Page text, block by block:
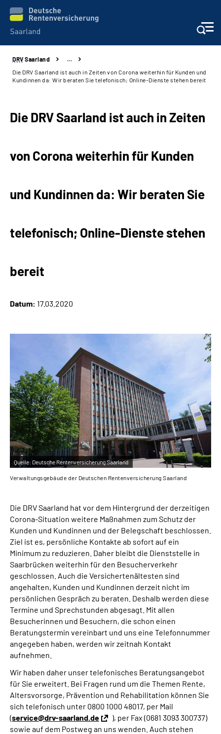
Aktuelles
Kontakt und Beratung
Über uns
Online-Services
Suche
Mein Kundenportal
DRV Saarland
…
Die DRV Saarland ist auch in Zeiten von Corona weiterhin für Kunden und
Kundinnen da: Wir beraten Sie telefonisch; Online-Dienste stehen bereit
Die DRV Saarland ist auch in Zeiten
von Corona weiterhin für Kunden
und Kundinnen da: Wir beraten Sie
telefonisch; Online-Dienste stehen
bereit
Datum: 17.03.2020
Quelle: Deutsche Rentenversicherung Saarland
Verwaltungsgebäude der Deutschen Rentenversicherung Saarland
Die DRV Saarland hat vor dem Hintergrund der derzeitigen
Corona-Situation weitere Maßnahmen zum Schutz der
Kunden und Kundinnen und der Belegschaft beschlossen.
Ziel ist es, persönliche Kontakte ab sofort auf ein
Minimum zu reduzieren. Daher bleibt die Dienststelle in
Saarbrücken weiterhin für den Besucherverkehr
geschlossen. Auch die Versichertenältesten sind
angehalten, Kunden und Kundinnen derzeit nicht im
persönlichen Gespräch zu beraten. Deshalb werden diese
Termine und Sprechstunden abgesagt. Mit allen
Besucherinnen und Besuchern, die schon einen
Beratungstermin vereinbart und uns eine Telefonnummer
angegeben haben, werden wir zeitnah Kontakt
aufnehmen.
Wir haben daher unser telefonisches Beratungsangebot
für Sie erweitert. Bei Fragen rund um die Themen Rente,
Altersvorsorge, Prävention und Rehabilitation können Sie
sich telefonisch unter 0800 1000 48017, per Mail
(service@drv-saarland.de
), per Fax (0681 3093 300737)
sowie auf dem Postweg an uns wenden. Auch stehen